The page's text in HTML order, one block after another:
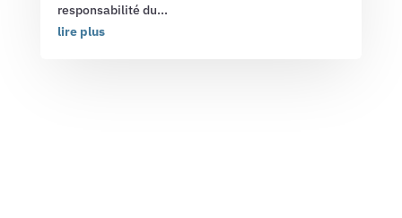
responsabilité du...
lire plus